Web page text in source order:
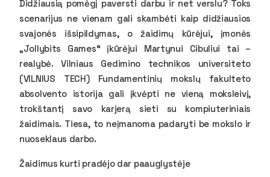
Didžiausią pomėgį paversti darbu ir net verslu? Toks
scenarijus ne vienam gali skambėti kaip didžiausios
svajonės išsipildymas, o žaidimų kūrėjui, įmonės
„Jollybits Games“ įkūrėjui Martynui Cibuliui tai –
realybė. Vilniaus Gedimino technikos universiteto
(VILNIUS TECH) Fundamentinių mokslų fakulteto
absolvento istorija gali įkvėpti ne vieną moksleivį,
trokštantį savo karjerą sieti su kompiuteriniais
žaidimais. Tiesa, to neįmanoma padaryti be mokslo ir
nuoseklaus darbo.
Žaidimus kurti pradėjo dar paauglystėje